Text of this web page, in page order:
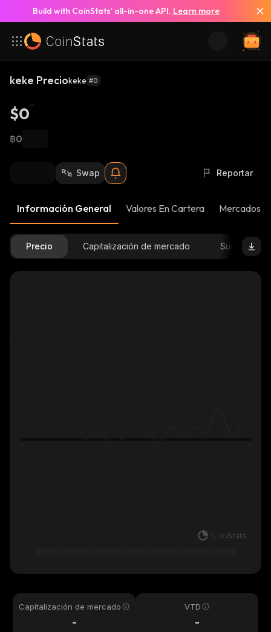
Build with CoinStats’ all-in-one API. Learn more
keke Preciokeke #0
$0
฿0
Swap Reportar
Información General Valores En Cartera Mercados
Precio Capitalización de mercado Suministro
Capitalización de mercado
-
VTD
-